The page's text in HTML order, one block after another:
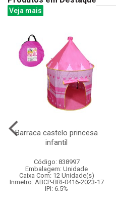
Veja mais
Barraca castelo princesa
infantil
Código: 838997
Embalagem: Unidade
Caixa Com: 12 Unidade(s)
Inmetro: ABCP-BRI-0416-2023-17
IPI: 6.5%